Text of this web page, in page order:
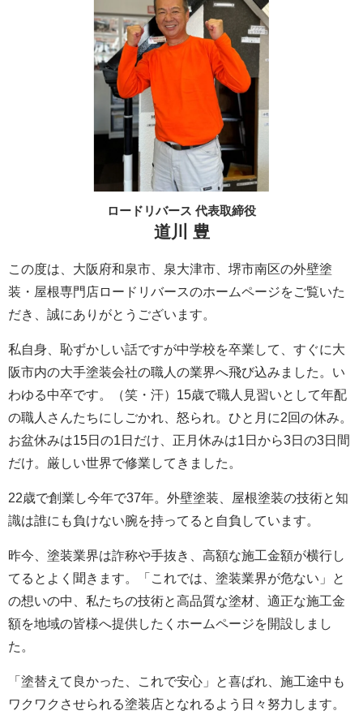
ロードリバース 代表取締役
道川 豊
この度は、大阪府和泉市、泉大津市、堺市南区の外壁塗
装・屋根専門店ロードリバースのホームページをご覧いた
だき、誠にありがとうございます。
私自身、恥ずかしい話ですが中学校を卒業して、すぐに大
阪市内の大手塗装会社の職人の業界へ飛び込みました。い
わゆる中卒です。（笑・汗）15歳で職人見習いとして年配
の職人さんたちにしごかれ、怒られ。ひと月に2回の休み。
お盆休みは15日の1日だけ、正月休みは1日から3日の3日間
だけ。厳しい世界で修業してきました。
22歳で創業し今年で37年。外壁塗装、屋根塗装の技術と知
識は誰にも負けない腕を持ってると自負しています。
昨今、塗装業界は詐称や手抜き、高額な施工金額が横行し
てるとよく聞きます。「これでは、塗装業界が危ない」と
の想いの中、私たちの技術と高品質な塗材、適正な施工金
額を地域の皆様へ提供したくホームページを開設しまし
た。
「塗替えて良かった、これで安心」と喜ばれ、施工途中も
ワクワクさせられる塗装店となれるよう日々努力します。